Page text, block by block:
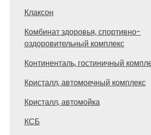
Клаксон
Комбинат здоровья, спортивно-
оздоровительный комплекс
Континенталь, гостиничный
Кристалл, автомоечный комплекс
Кристалл, автомойка
КСБ